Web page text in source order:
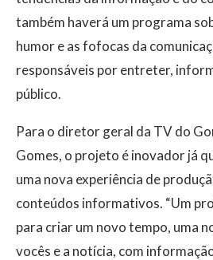
também haverá um programa
humor e as fofocas da
responsáveis por entreter,
público.
Para o diretor geral da TV do
Gomes, o projeto é inovador já
uma nova experiência de
conteúdos informativos. “Um
para criar um novo tempo, uma
vocês e a notícia, com